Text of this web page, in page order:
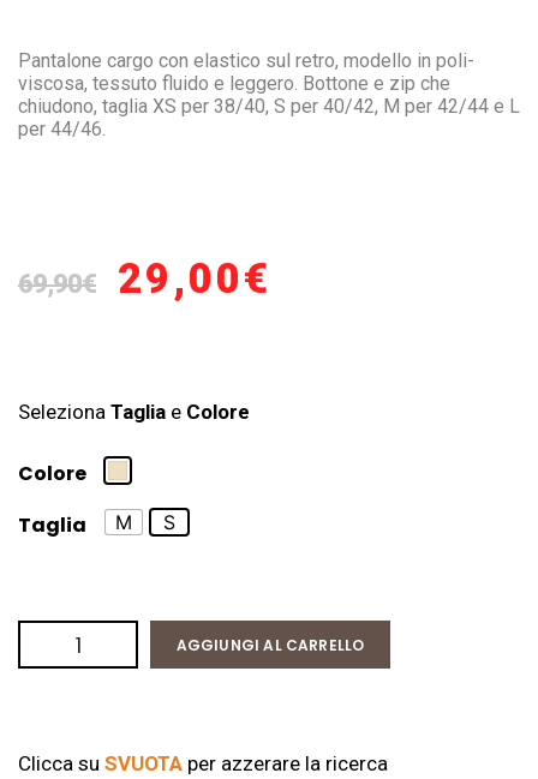
Pantalone cargo con elastico sul retro, modello in poli-
viscosa, tessuto fluido e leggero. Bottone e zip che
chiudono, taglia XS per 38/40, S per 40/42, M per 42/44 e L
per 44/46.
69,90€ 29,00€
Seleziona Taglia e Colore
Colore
Taglia
M S
AGGIUNGI AL CARRELLO
Clicca su SVUOTA per azzerare la ricerca